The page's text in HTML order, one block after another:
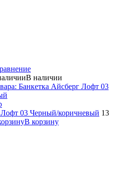
В наличии
Лофт 03 Черный/коричневый 13
В корзину